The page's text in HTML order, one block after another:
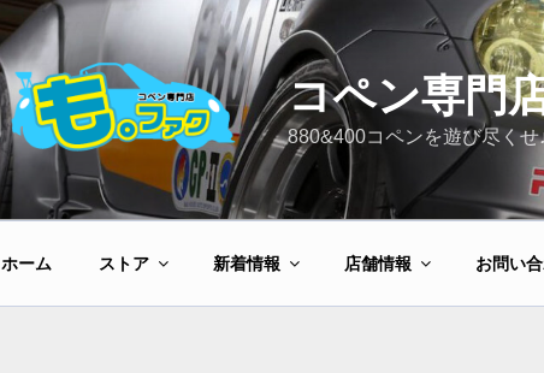
コペン専門
880&400コペンを遊び尽くせ
ホーム ストア 新着情報 店舗情報 お問い